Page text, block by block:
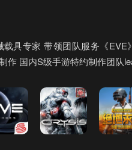
具专家 带领团队服务《
作 国内S级手游特约制作团队